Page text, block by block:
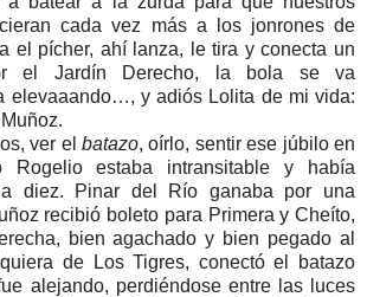
cada vez más a los jonrones de
el pícher, ahí lanza, le tira y conecta un
el Jardín Derecho, la bola se va
elevaaando…, y adiós Lolita de mi vida:
ver el batazo, oírlo, sentir ese júbilo en
Rogelio estaba intransitable y había
diez. Pinar del Río ganaba por una
recibió boleto para Primera y Cheíto,
bien agachado y bien pegado al
de Los Tigres, conectó el batazo
alejando, perdiéndose entre las luces